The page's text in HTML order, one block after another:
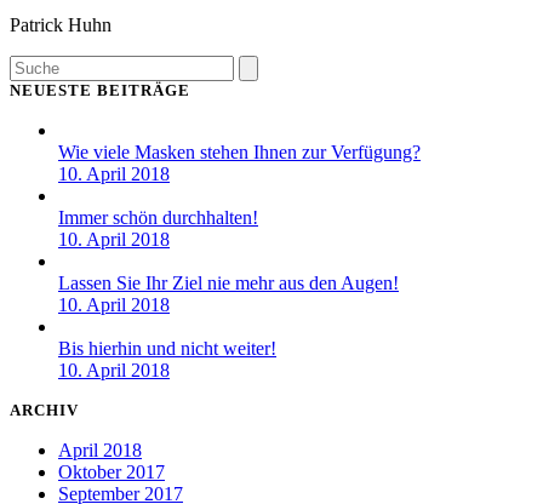
Patrick Huhn
Search
NEUESTE BEITRÄGE
Wie viele Masken stehen Ihnen zur Verfügung?
10. April 2018
Immer schön durchhalten!
10. April 2018
Lassen Sie Ihr Ziel nie mehr aus den Augen!
10. April 2018
Bis hierhin und nicht weiter!
10. April 2018
ARCHIV
April 2018
Oktober 2017
September 2017